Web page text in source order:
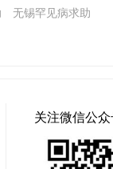
无锡罕见病求助
关注微信公众